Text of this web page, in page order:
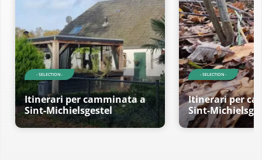
- SELECTION -
Itinerari per camminata a
Sint-Michielsgestel
- SELECTION -
Itinerari per
Sint-